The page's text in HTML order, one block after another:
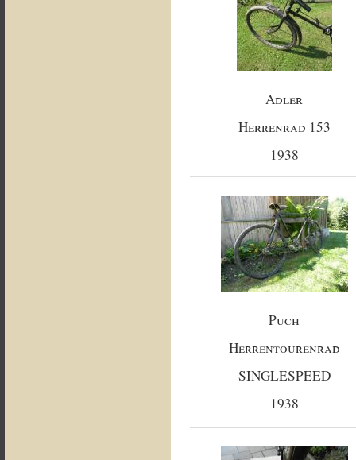
Adler
Herrenrad 153
1938
Puch
Herrentourenrad
SINGLESPEED
1938